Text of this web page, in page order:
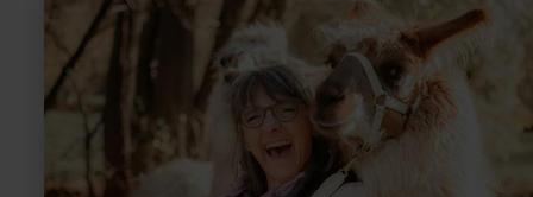
erfahren
Lama-
und
Alpakaerlebnisse
am
Nationalpark